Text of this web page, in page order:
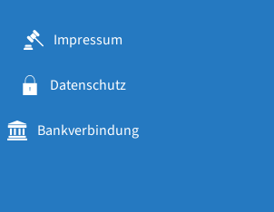
Impressum
Datenschutz
Bankverbindung